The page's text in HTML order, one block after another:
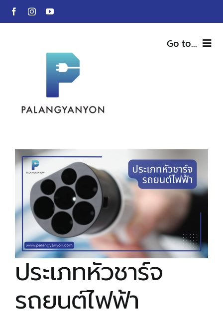
Skip
Go to...
สินค้าของเรา
BLU-VOLTZ
EV Car
เกี่ยวกับเรา
บทความน่ารู้
ติดต่อเรา
ประเภทหัวชาร์จ
รถยนต์ไฟฟ้า